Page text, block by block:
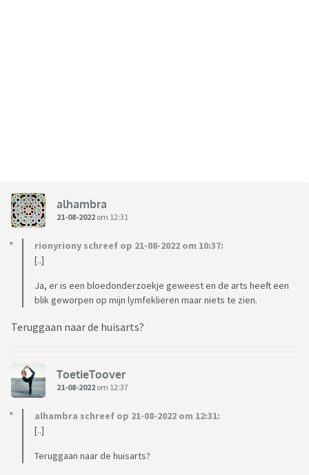
alhambra
21-08-2022 om 12:31
rionyriony schreef op 21-08-2022 om 10:37:
[..]
Ja, er is een bloedonderzoekje geweest en de arts heeft een
blik geworpen op mijn lymfeklieren maar niets te zien.
Teruggaan naar de huisarts?
ToetieToover
21-08-2022 om 12:37
alhambra schreef op 21-08-2022 om 12:31:
[..]
Teruggaan naar de huisarts?